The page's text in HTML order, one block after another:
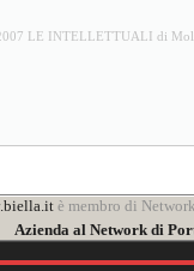
LE INTELLETTUALI di
è membro di
Azienda al Network di